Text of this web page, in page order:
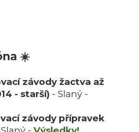
☀️
závody žactva až
- starší) - Slaný -
závody přípravek